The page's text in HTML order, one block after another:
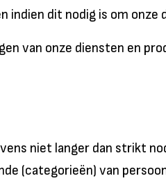
indien dit nodig is om
van onze diensten en
niet langer dan strikt
(categorieën) van